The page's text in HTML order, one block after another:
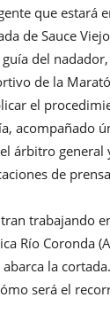
que estará
de Sauce
del
de la
el
acompañado
árbitro
de
trabajando
Río Coronda
la
será el